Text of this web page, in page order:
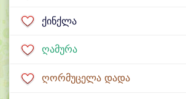
ქინქლა
ღამურა
ღორმუცელა დადა